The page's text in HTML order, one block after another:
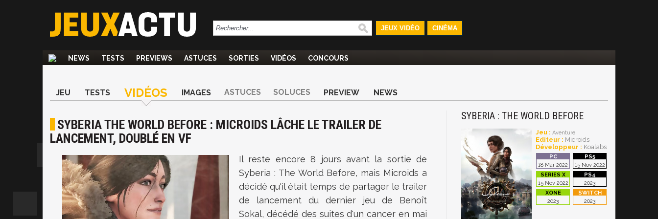
JEUX VIDÉO CINÉMA
NEWS TESTS PREVIEWS ASTUCES SORTIES VIDÉOS CONCOURS
JEU TESTS VIDÉOS IMAGES ASTUCES SOLUCES PREVIEW NEWS
SYBERIA THE WORLD BEFORE : MICROIDS LÂCHE LE TRAILER DE
LANCEMENT, DOUBLÉ EN VF
Il reste encore 8 jours avant la sortie de
Syberia : The World Before, mais Microids a
décidé qu'il était temps de partager le trailer
de lancement du dernier jeu de Benoît
Sokal, décédé des suites d'un cancer en mai
SYBERIA : THE WORLD BEFORE
Jeu : Aventure
Editeur : Microids
Développeur : Koalabs
18 Mar 2022 15 Nov 2022
15 Nov 2022 2023
2023 2023